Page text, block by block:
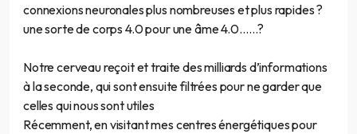
connexions neuronales plus nombreuses et plus rapides ?
une sorte de corps 4.0 pour une âme 4.0……?
Notre cerveau reçoit et traite des milliards d’informations
à la seconde, qui sont ensuite filtrées pour ne garder que
celles qui nous sont utiles
Récemment, en visitant mes centres énergétiques pour